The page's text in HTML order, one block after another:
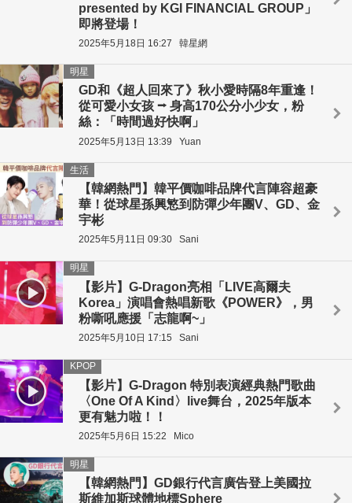
presented by KGI FINANCIAL GROUP」
即將登場！
2025年5月18日 16:27 韓星網
GD和《超人回來了》秋小愛時隔8年重逢！
從可愛小女孩 ⭢ 身高170公分小少女，粉
絲：「時間過好快啊」
明星
2025年5月13日 13:39 Yuan
【韓網熱門】韓平價咖啡品牌代言陣容超豪
華！從球星孫興慜到防彈少年團V、GD、金
宇彬
生活
2025年5月11日 09:30 Sani
【影片】G-Dragon亮相「LIVE高爾夫
Korea」演唱會熱唱新歌《POWER》，男
粉嘶吼應援「志龍啊~」
明星
2025年5月10日 17:15 Sani
【影片】G-Dragon 特別表演經典熱門歌曲
〈One Of A Kind〉live舞台，2025年版本
更有魅力啦！！
KPOP
2025年5月6日 15:22 Mico
【韓網熱門】GD銀行代言廣告登上美國拉
斯維加斯球體地標Sphere
明星